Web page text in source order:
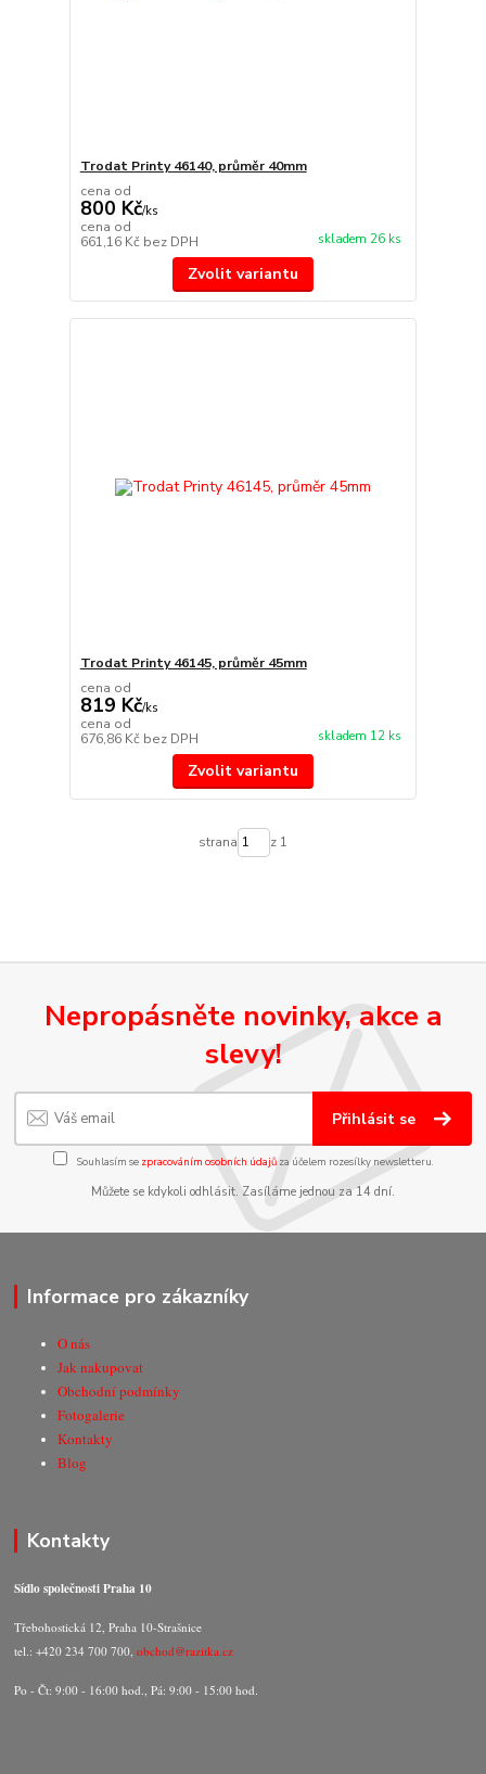
Trodat Printy 46140, průměr 40mm
cena od
800 Kč/ks
cena od
661,16 Kč bez DPH skladem 26 ks
Zvolit variantu
Trodat Printy 46145, průměr 45mm
cena od
819 Kč/ks
cena od
676,86 Kč bez DPH skladem 12 ks
Zvolit variantu
strana z 1
Nepropásněte novinky, akce a
slevy!
Přihlásit se
Souhlasím se zpracováním osobních údajůza účelem rozesílky newsletteru.
Můžete se kdykoli odhlásit. Zasíláme jednou za 14 dní.
Informace pro zákazníky
O nás
Jak nakupovat
Obchodní podmínky
Fotogalerie
Kontakty
Blog
Kontakty
Sídlo společnosti Praha 10
Třebohostická 12, Praha 10-Strašnice
tel.: +420 234 700 700,obchod@razitka.cz
Po - Čt: 9:00 - 16:00 hod., Pá: 9:00 - 15:00 hod.